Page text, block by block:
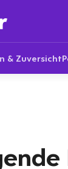
& Zuversicht